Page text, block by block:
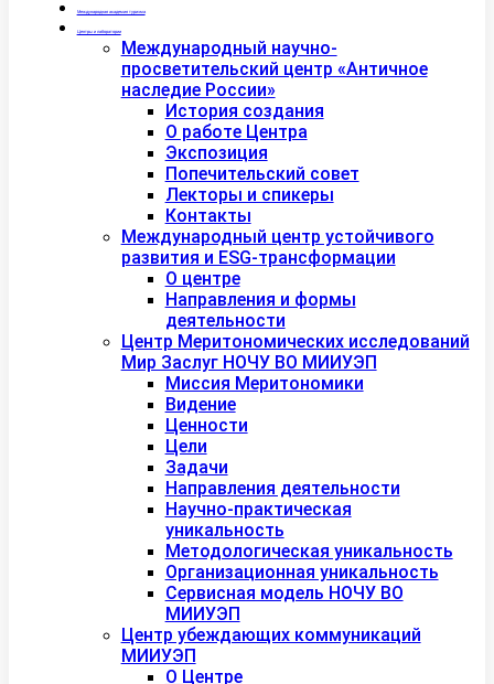
Международная академия туризма
Центры и лаборатории
Международный научно-
просветительский центр «Античное
наследие России»
История создания
О работе Центра
Экспозиция
Попечительский совет
Лекторы и спикеры
Контакты
Международный центр устойчивого
развития и ESG-трансформации
О центре
Направления и формы
деятельности
Центр Меритономических исследований
Мир Заслуг НОЧУ ВО МИИУЭП
Миссия Меритономики
Видение
Ценности
Цели
Задачи
Направления деятельности
Научно-практическая
уникальность
Методологическая уникальность
Организационная уникальность
Сервисная модель НОЧУ ВО
МИИУЭП
Центр убеждающих коммуникаций
МИИУЭП
О Центре